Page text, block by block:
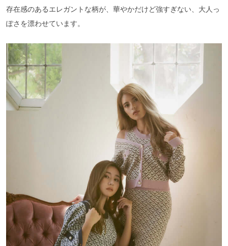
存在感のあるエレガントな柄が、華やかだけど強すぎない、大人っ
ぽさを漂わせています。